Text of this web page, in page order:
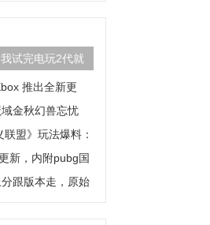
试完电玩2代就
推出全新更
金秋幻兽忘忧
联盟》玩法爆料：
新，内附pubg国
跟版本走，原始